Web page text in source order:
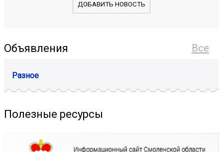
ДОБАВИТЬ НОВОСТЬ
Все
Объявления
Разное
Полезные ресурсы